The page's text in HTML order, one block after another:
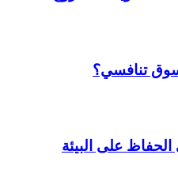
تنافسي؟
على البيئة